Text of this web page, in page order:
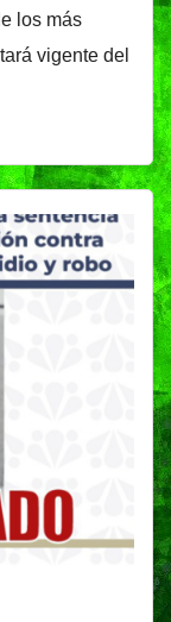
los más
vigente del